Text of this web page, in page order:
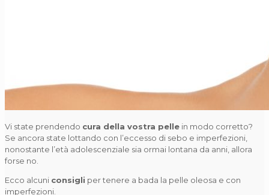
Vi state prendendo cura della vostra pelle in modo corretto?
Se ancora state lottando con l’eccesso di sebo e imperfezioni,
nonostante l’età adolescenziale sia ormai lontana da anni, allora
forse no.
Ecco alcuni consigli per tenere a bada la pelle oleosa e con
imperfezioni.